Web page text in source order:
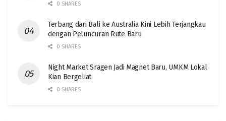
0 SHARES
Terbang dari Bali ke Australia Kini Lebih Terjangkau
dengan Peluncuran Rute Baru
0 SHARES
Night Market Sragen Jadi Magnet Baru, UMKM Lokal
Kian Bergeliat
0 SHARES